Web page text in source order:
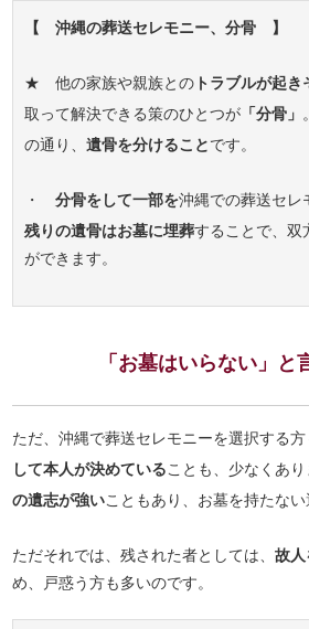
【 沖縄の葬送セレモニー、分骨 】
★ 他の家族や親族との トラブルが起き
取って解決できる策のひとつが 「分骨」
の通り、遺骨を分けることです。
・分骨をして一部を沖縄での葬送セレ
残りの遺骨はお墓に埋葬することで、双
ができます。
「お墓はいらない」と
ただ、沖縄で葬送セレモニーを選択する
して本人が決めていることも、少なくあ
の遺志が強いこともあり、お墓を持たな
ただそれでは、残された者としては、故人
め、戸惑う方も多いのです。